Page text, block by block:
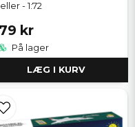
- 1:72
kr
På lager
LÆG I KURV